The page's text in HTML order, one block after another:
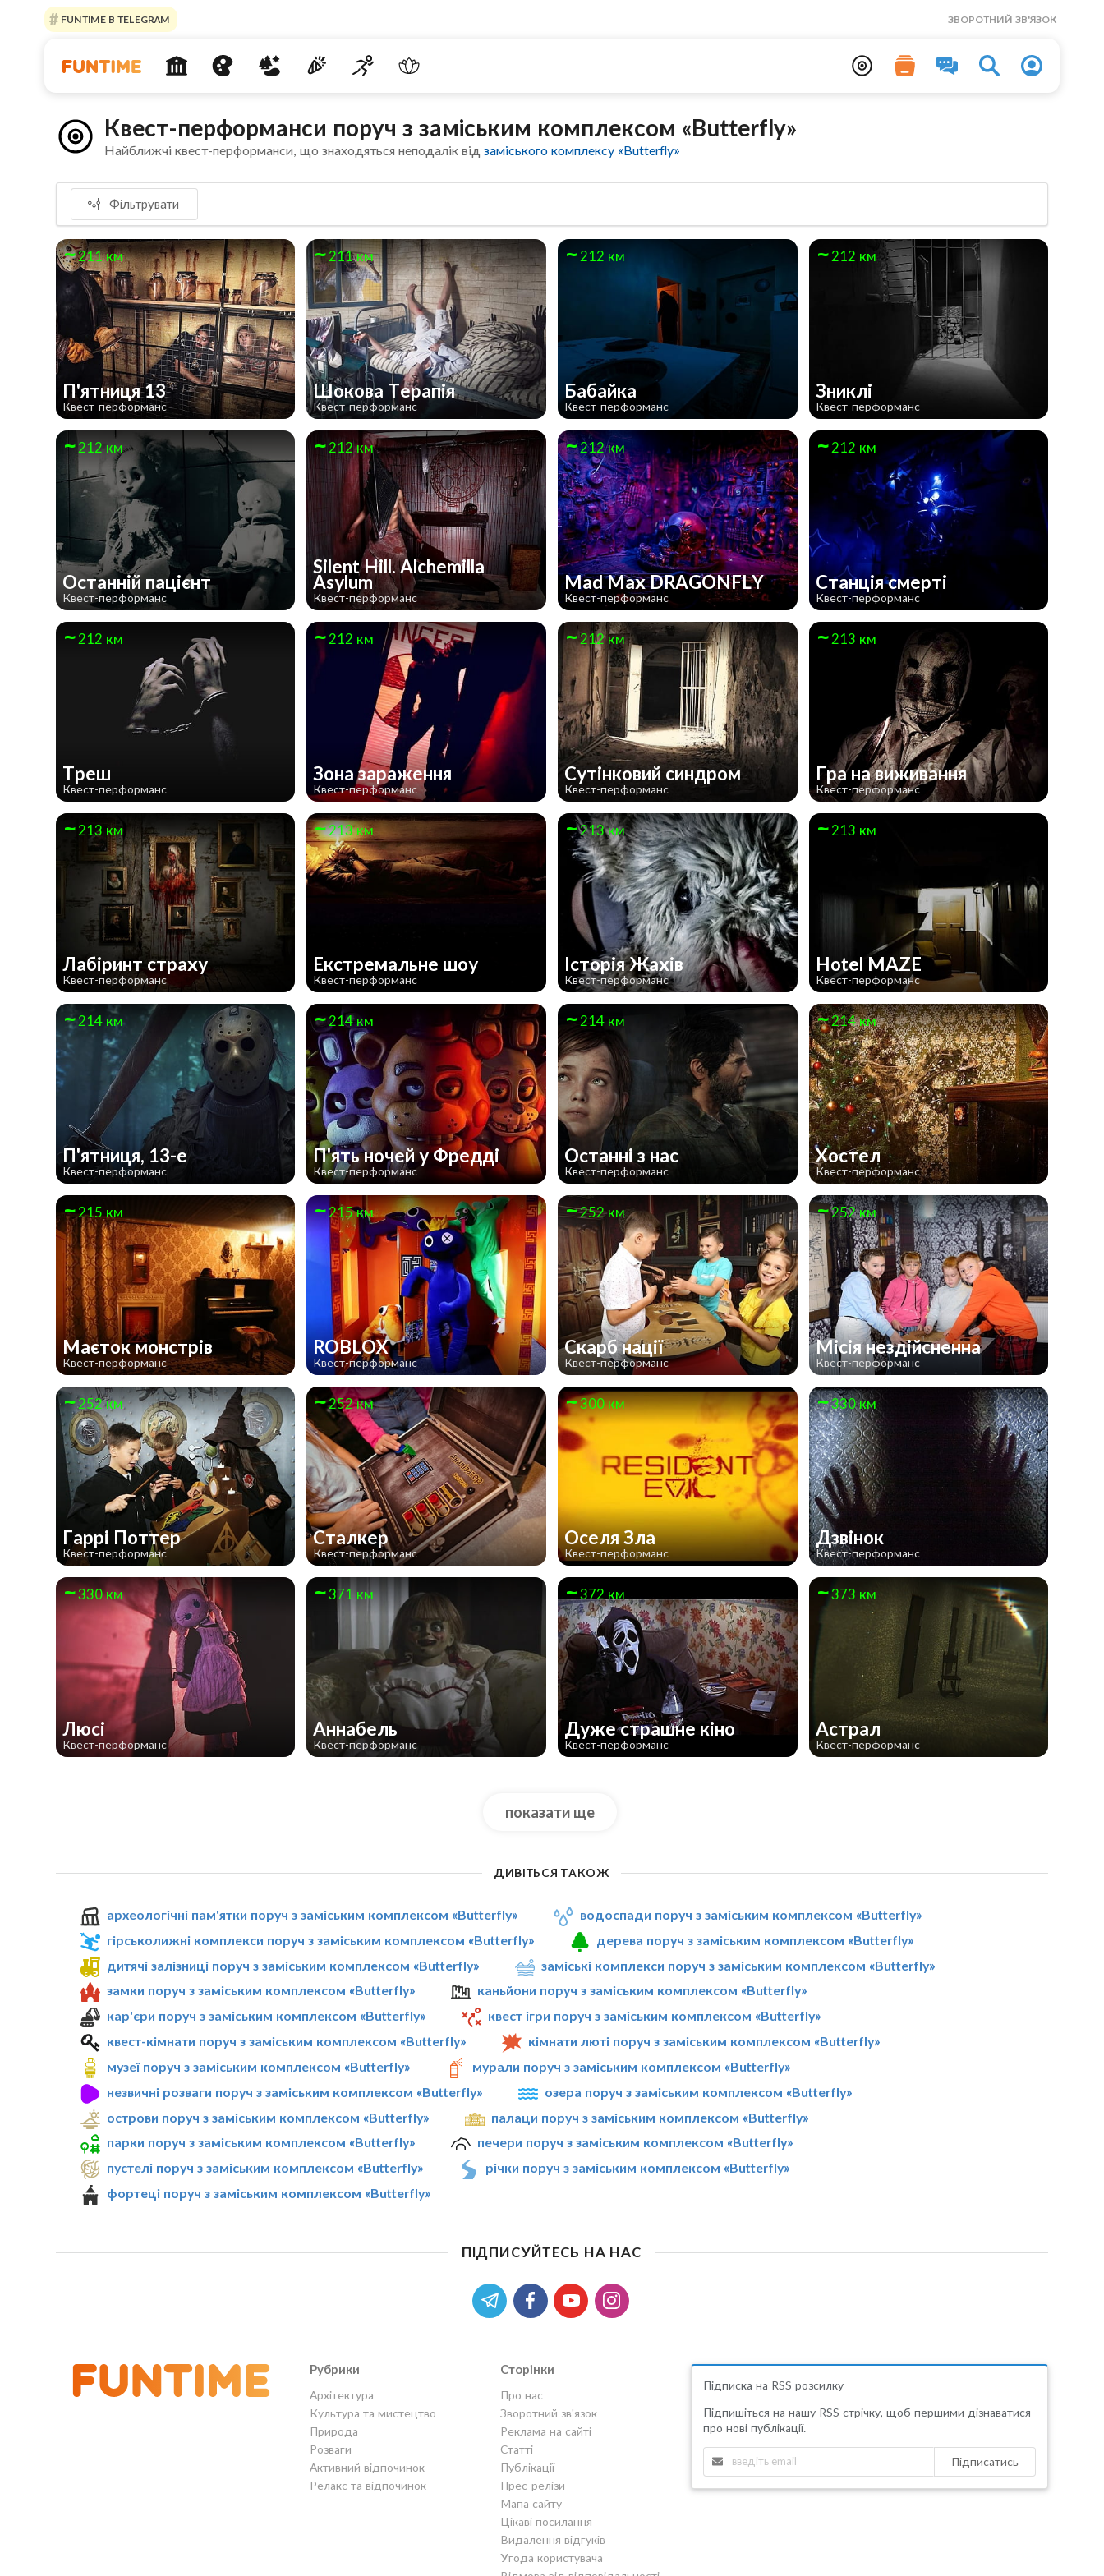
FUNTIME В TELEGRAM ЗВОРОТНИЙ ЗВ'ЯЗОК
Квест-перформанси поруч з заміським комплексом «Butterfly»
Найближчі квест-перформанси, що знаходяться неподалік відзаміського комплексу «Butterfly»
Фільтрувати
211 км
П'ятниця 13
Квест-перформанс
211 км
Шокова Терапія
Квест-перформанс
212 км
Бабайка
Квест-перформанс
212 км
Зниклі
Квест-перформанс
212 км
Останній пацієнт
Квест-перформанс
212 км
Silent Hill. Alchemilla
Asylum
Квест-перформанс
212 км
Mad Max DRAGONFLY
Квест-перформанс
212 км
Станція смерті
Квест-перформанс
212 км
Треш
Квест-перформанс
212 км
Зона зараження
Квест-перформанс
212 км
Сутінковий синдром
Квест-перформанс
213 км
Гра на виживання
Квест-перформанс
213 км
Лабіринт страху
Квест-перформанс
213 км
Екстремальне шоу
Квест-перформанс
213 км
Історія Жахів
Квест-перформанс
213 км
Hotel MAZE
Квест-перформанс
214 км
П'ятниця, 13-е
Квест-перформанс
214 км
П'ять ночей у Фредді
Квест-перформанс
214 км
Останні з нас
Квест-перформанс
214 км
Хостел
Квест-перформанс
215 км
Маєток монстрів
Квест-перформанс
215 км
ROBLOX
Квест-перформанс
252 км
Скарб нації
Квест-перформанс
252 км
Місія нездійсненна
Квест-перформанс
252 км
Гаррі Поттер
Квест-перформанс
252 км
Сталкер
Квест-перформанс
300 км
Оселя Зла
Квест-перформанс
330 км
Дзвінок
Квест-перформанс
330 км
Люсі
Квест-перформанс
371 км
Аннабель
Квест-перформанс
372 км
Дуже страшне кiно
Квест-перформанс
373 км
Астрал
Квест-перформанс
показати ще
ДИВІТЬСЯ ТАКОЖ
археологічні пам'ятки поруч з заміським комплексом «Butterfly»
водоспади поруч з заміським комплексом «Butterfly»
гірськолижні комплекси поруч з заміським комплексом «Butterfly»
дерева поруч з заміським комплексом «Butterfly»
дитячі залізниці поруч з заміським комплексом «Butterfly»
заміські комплекси поруч з заміським комплексом «Butterfly»
замки поруч з заміським комплексом «Butterfly»
каньйони поруч з заміським комплексом «Butterfly»
кар'єри поруч з заміським комплексом «Butterfly»
квест ігри поруч з заміським комплексом «Butterfly»
квест-кімнати поруч з заміським комплексом «Butterfly»
кімнати люті поруч з заміським комплексом «Butterfly»
музеї поруч з заміським комплексом «Butterfly»
мурали поруч з заміським комплексом «Butterfly»
незвичні розваги поруч з заміським комплексом «Butterfly»
озера поруч з заміським комплексом «Butterfly»
острови поруч з заміським комплексом «Butterfly»
палаци поруч з заміським комплексом «Butterfly»
парки поруч з заміським комплексом «Butterfly»
печери поруч з заміським комплексом «Butterfly»
пустелі поруч з заміським комплексом «Butterfly»
річки поруч з заміським комплексом «Butterfly»
фортеці поруч з заміським комплексом «Butterfly»
ПІДПИСУЙТЕСЬ НА НАС
Рубрики
Архітектура
Культура та мистецтво
Природа
Розваги
Активний відпочинок
Релакс та відпочинок
Сторінки
Про нас
Зворотний зв'язок
Реклама на сайті
Статті
Публікації
Прес-релізи
Мапа сайту
Цікаві посилання
Видалення відгуків
Угода користувача
Підписка на RSS розсилку
Підпишіться на нашу RSS стрічку, щоб першими дізнаватися
про нові публікації.
Підписатись